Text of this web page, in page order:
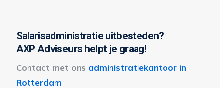
Salarisadministratie uitbesteden?
AXP Adviseurs helpt je graag!
Contact met ons administratiekantoor in
Rotterdam